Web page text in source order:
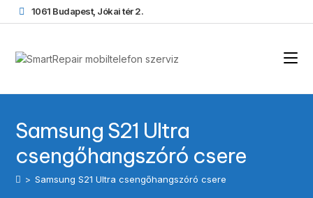
1061 Budapest, Jókai tér 2.
Samsung S21 Ultra
csengőhangszóró csere
> Samsung S21 Ultra csengőhangszóró csere